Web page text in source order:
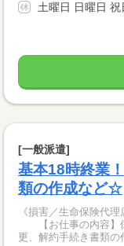
土曜日 日曜日 祝
[一般派遣]
基本18時終業
類の作成など☆
《損害／生命保険代
【お仕事の内容】
更、解約手続き書類の